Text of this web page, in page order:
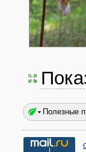
Полезные